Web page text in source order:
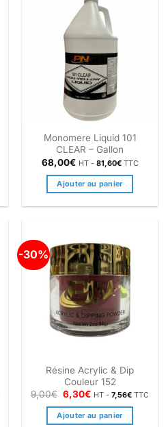
Monomere Liquid 101
CLEAR – Gallon
68,00€ HT - 81,60€TTC
Ajouter au panier
-30%
Résine Acrylic & Dip
Couleur 152
9,00€ Le
prix
initial
était :
6,30€Le
actuel
est :
HT -7,56€ TTC
Ajouter au panier